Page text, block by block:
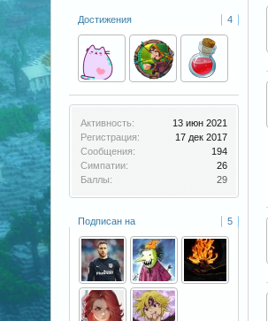
Достижения 4
Активность:
13 июн 2021
Регистрация:
17 дек 2017
Сообщения:
194
Симпатии:
26
Баллы:
29
Подписан на 5